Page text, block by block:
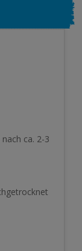
ca. 2-3